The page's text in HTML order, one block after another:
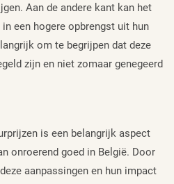
Aan de andere kant kan het
een hogere opbrengst uit hun
om te begrijpen dat deze
zijn en niet zomaar genegeerd
is een belangrijk aspect
onroerend goed in België. Door
aanpassingen en hun impact